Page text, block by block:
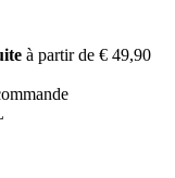
à partir de € 49,90